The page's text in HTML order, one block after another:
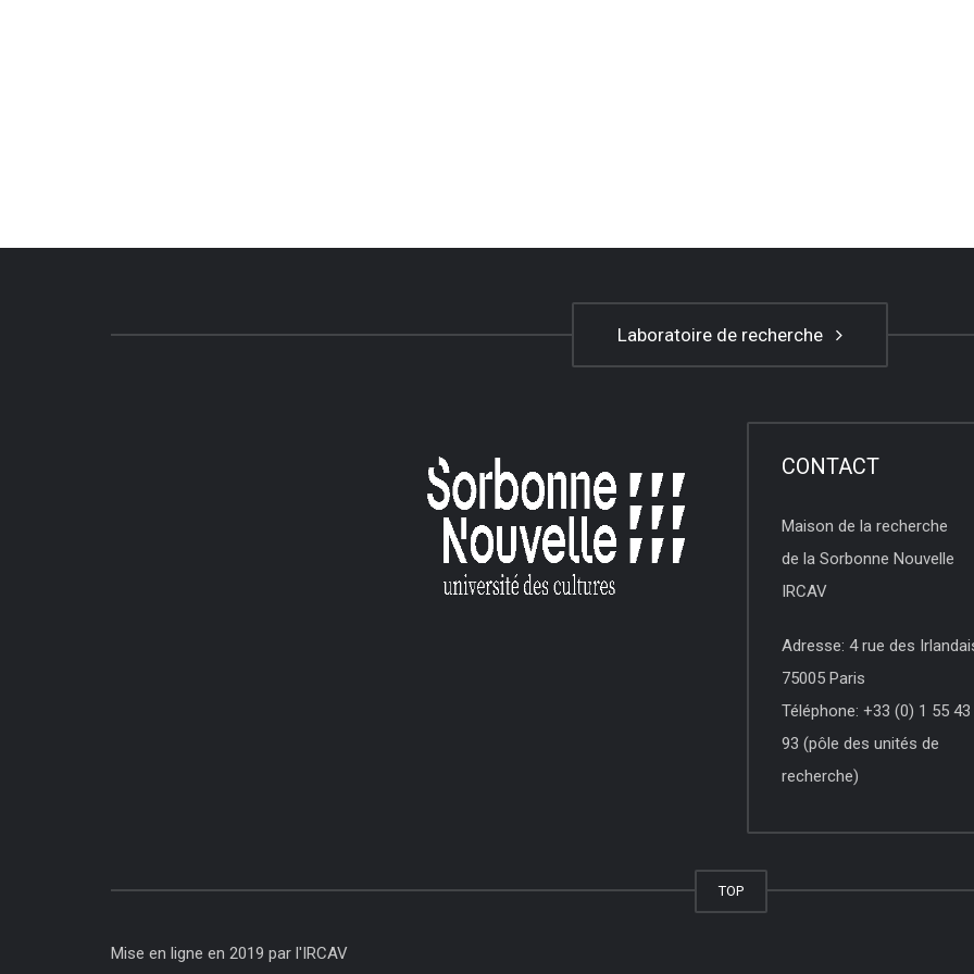
Laboratoire de recherche
CONTACT
Maison de la recherche
de la Sorbonne Nouvelle
IRCAV
Adresse: 4 rue des
75005 Paris
Téléphone: +33 (0) 1 55 43
93 (pôle des unités de
recherche)
TOP
Mise en ligne en 2019 par l'IRCAV